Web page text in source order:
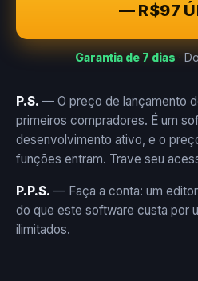
— R$97
Garantia de 7 dias ·
P.S. — O preço de lançamento
primeiros compradores. É um
desenvolvimento ativo, e o
funções entram. Trave seu
P.P.S. — Faça a conta: um
do que este software custa por
ilimitados.